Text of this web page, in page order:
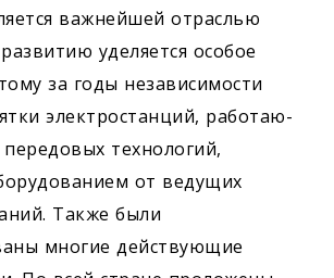
важнейшей отраслью
уделяется особое
за годы независимости
электростанций, работаю­
технологий,
от ведущих
Также были
многие действующие